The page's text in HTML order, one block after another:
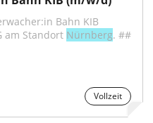
Bahn KIB
am Standort Nürnberg. ##
Vollzeit